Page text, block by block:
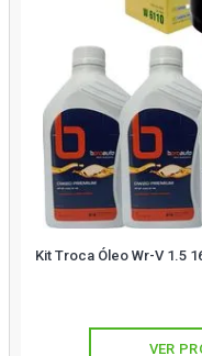
Kit Troca Óleo Wr-V 1.5
VER